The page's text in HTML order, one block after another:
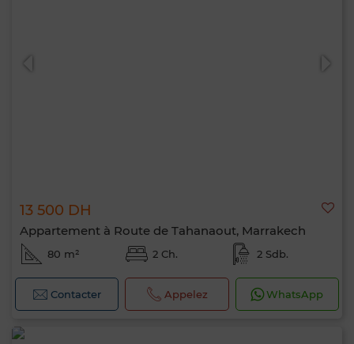
13 500 DH
Appartement à Route de Tahanaout, Marrakech
80 m² 2 Ch. 2 Sdb.
Contacter Appelez WhatsApp